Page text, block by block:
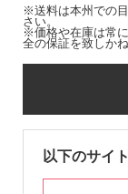
※送料は本州での
さい。
※価格や在庫は常
全の保証を致しかね
以下のサイ